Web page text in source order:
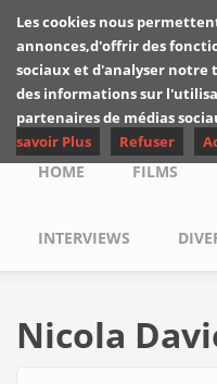
Skip to main content
Les
Main menu
HOME FILMS
INTERVIEWS
Nicola
Les cookies nous
annonces,d'offrir des
sociaux et d'analyser notre
des informations sur
partenaires de médias
savoir Plus
Refuser